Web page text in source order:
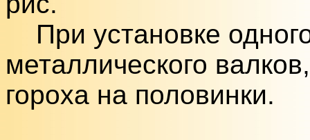
При установке
металлического
гороха на половинки.